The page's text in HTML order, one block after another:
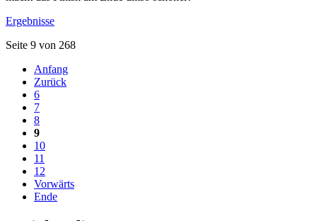
Ergebnisse
Seite 9 von 268
Anfang
Zurück
6
7
8
9
10
11
12
Vorwärts
Ende